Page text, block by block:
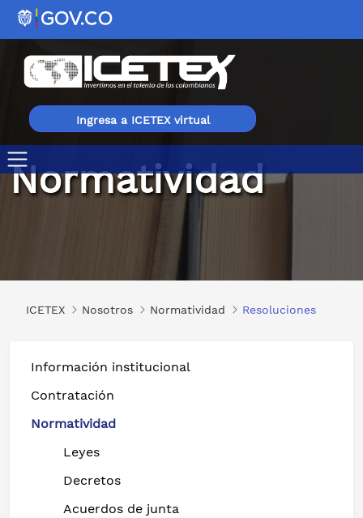
Ingresa a ICETEX virtual
Resoluciones
Normatividad
ICETEX Nosotros Normatividad Resoluciones
Información institucional
Contratación
Normatividad
Leyes
Decretos
Acuerdos de junta